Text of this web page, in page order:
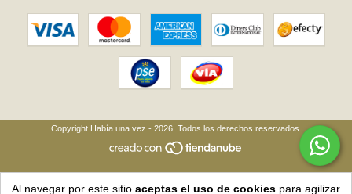
Al navegar por este sitio aceptas el uso de cookies para agilizar
Copyright Había una vez - 2026. Todos los derechos reservados.